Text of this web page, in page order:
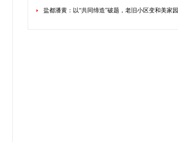
盐都潘黄：以“共同缔造”破题，老旧小区变和美家园